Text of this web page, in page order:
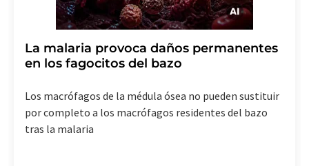
La malaria provoca daños permanentes
en los fagocitos del bazo
Los macrófagos de la médula ósea no pueden sustituir
por completo a los macrófagos residentes del bazo
tras la malaria